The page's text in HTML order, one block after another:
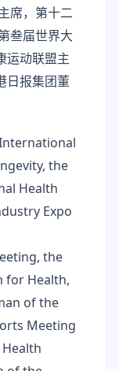
席，第十二
叁届世界大
运动联盟主
日报集团董
the
Health
Expo
the
for Health,
of the
Meeting